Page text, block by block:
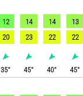
12 14 14 13
20 23 22 22
35° 45° 40° 45°